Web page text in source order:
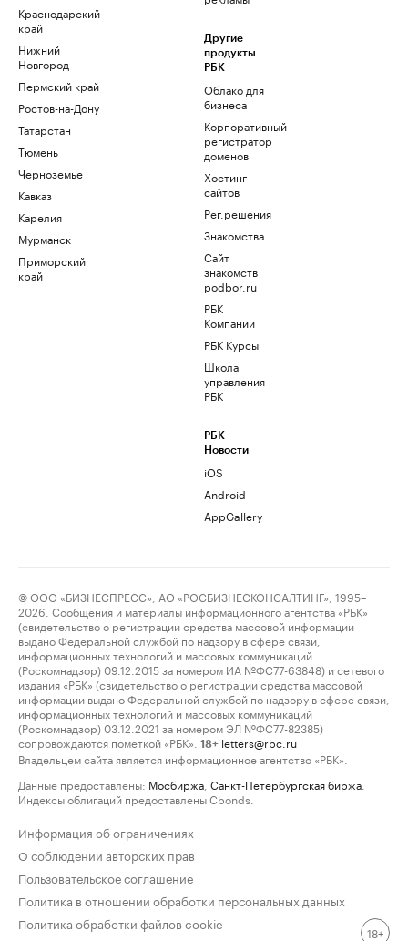
Краснодарский
край
Нижний
Новгород
Пермский край
Ростов-на-Дону
Татарстан
Тюмень
Черноземье
Кавказ
Карелия
Мурманск
Приморский
край
Другие
продукты
РБК
Облако для
бизнеса
Корпоративный
регистратор
доменов
Хостинг
сайтов
Рег.решения
Знакомства
Сайт
знакомств
podbor.ru
РБК
Компании
РБК Курсы
Школа
управления
РБК
РБК
Новости
iOS
Android
AppGallery
© ООО «БИЗНЕСПРЕСС», АО «РОСБИЗНЕСКОНСАЛТИНГ», 1995–
2026. Сообщения и материалы информационного агентства «РБК»
(свидетельство о регистрации средства массовой информации
выдано Федеральной службой по надзору в сфере связи,
информационных технологий и массовых коммуникаций
(Роскомнадзор) 09.12.2015 за номером ИА №ФС77-63848) и сетевого
издания «РБК» (свидетельство о регистрации средства массовой
информации выдано Федеральной службой по надзору в сфере связи,
информационных технологий и массовых коммуникаций
(Роскомнадзор) 03.12.2021 за номером ЭЛ №ФС77-82385)
сопровождаются пометкой «РБК».
18+ letters@rbc.ru
Владельцем сайта является информационное агентство «РБК».
Данные предоставлены: Мосбиржа Санкт-Петербургская биржа
Индексы облигаций предоставлены Cbonds.
Информация об ограничениях
О соблюдении авторских прав
Пользовательское соглашение
Политика в отношении обработки персональных данных
Политика обработки файлов cookie
18+